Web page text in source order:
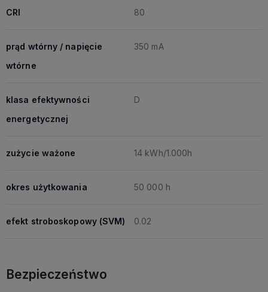
CRI 80
prąd wtórny / napięcie
wtórne
350 mA
klasa efektywności
energetycznej
D
zużycie ważone 14 kWh/1.000h
okres użytkowania 50 000 h
efekt stroboskopowy (SVM) 0.02
Bezpieczeństwo